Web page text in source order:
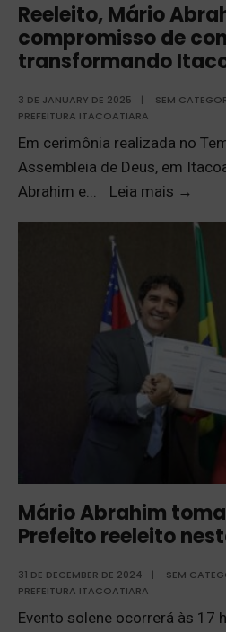
Reeleito, Mário
compromisso de
transformando
3 DE JANUARY DE 2025 | SEM
PREFEITURA ITACOATIARA
Em cerimônia realizada no
Assembleia de Deus, em
Abrahim e... Leia mais →
Mário Abrahim
Prefeito reeleito
31 DE DECEMBER DE 2024 | SEM
PREFEITURA ITACOATIARA
Evento solene ocorrerá às 17